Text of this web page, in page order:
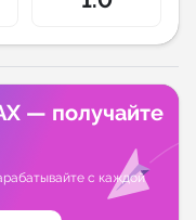
— получайте
с каждой